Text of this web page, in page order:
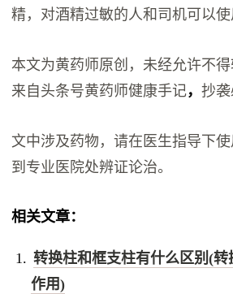
精，对酒精过敏的人和司机可以使
本文为黄药师原创，未经允许不
来自头条号黄药师健康手记，抄袭
文中涉及药物，请在医生指导下
到专业医院处辨证论治。
相关文章：
转换柱和框支柱有什么区别(
作用)